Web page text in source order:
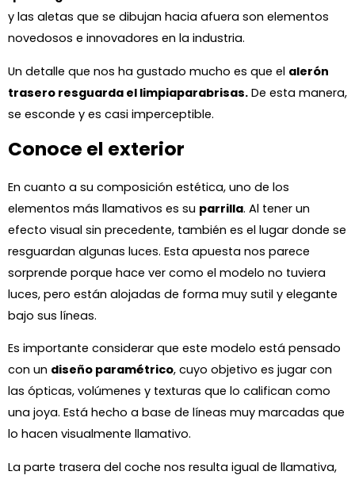
y las aletas que se dibujan hacia afuera son elementos
novedosos e innovadores en la industria.
Un detalle que nos ha gustado mucho es que el alerón
trasero resguarda el limpiaparabrisas. De esta manera,
se esconde y es casi imperceptible.
Conoce el exterior
En cuanto a su composición estética, uno de los
elementos más llamativos es su parrilla. Al tener un
efecto visual sin precedente, también es el lugar donde se
resguardan algunas luces. Esta apuesta nos parece
sorprende porque hace ver como el modelo no tuviera
luces, pero están alojadas de forma muy sutil y elegante
bajo sus líneas.
Es importante considerar que este modelo está pensado
con un diseño paramétrico, cuyo objetivo es jugar con
las ópticas, volúmenes y texturas que lo califican como
una joya. Está hecho a base de líneas muy marcadas que
lo hacen visualmente llamativo.
La parte trasera del coche nos resulta igual de llamativa,